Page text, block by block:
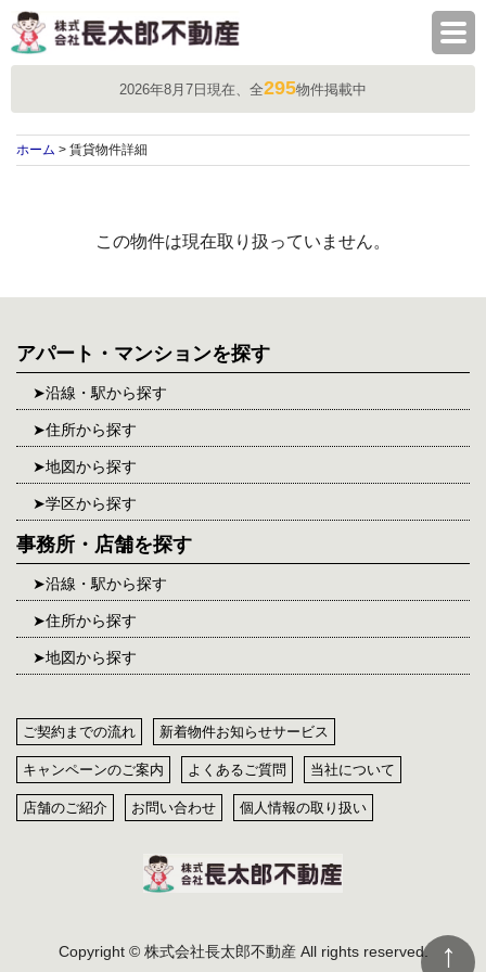
2026年8月7日現在、全295物件掲載中
ホーム > 賃貸物件詳細
この物件は現在取り扱っていません。
アパート・マンションを探す
沿線・駅から探す
住所から探す
地図から探す
学区から探す
事務所・店舗を探す
沿線・駅から探す
住所から探す
地図から探す
ご契約までの流れ 新着物件お知らせサービス
キャンペーンのご案内 よくあるご質問 当社について
店舗のご紹介 お問い合わせ 個人情報の取り扱い
Copyright © 株式会社長太郎不動産 All rights reserved.